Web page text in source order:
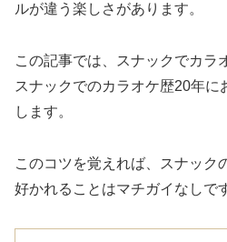
ルが違う楽しさがあります。
この記事では、スナックでカラ
スナックでのカラオケ歴20年に
します。
このコツを覚えれば、スナック
好かれることはマチガイなしで